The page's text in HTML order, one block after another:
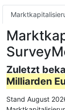
Zuletzt
Milliarden
Stand August